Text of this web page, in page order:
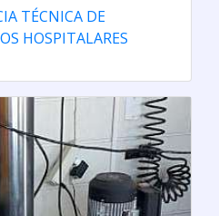
TÉCNICA DE
HOSPITALARES